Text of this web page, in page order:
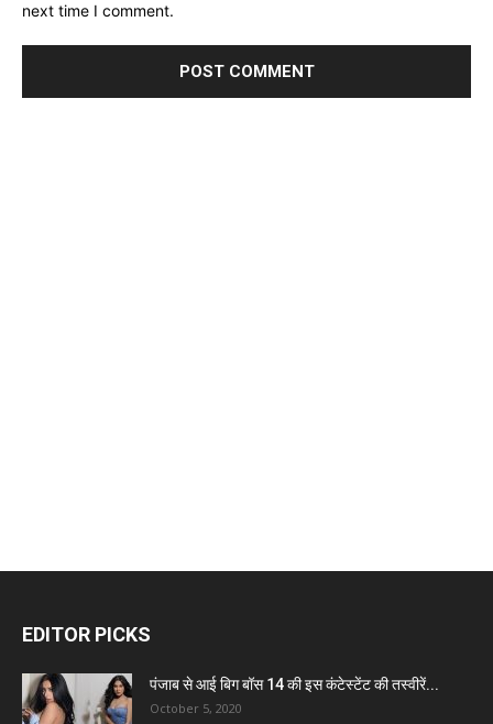
next time I comment.
EDITOR PICKS
पंजाब से आई बिग बॉस 14 की इस कंटेस्टेंट की तस्वीरें...
October 5, 2020